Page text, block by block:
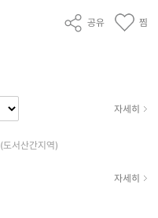
공유 찜
자세히
(도서산간지역)
자세히